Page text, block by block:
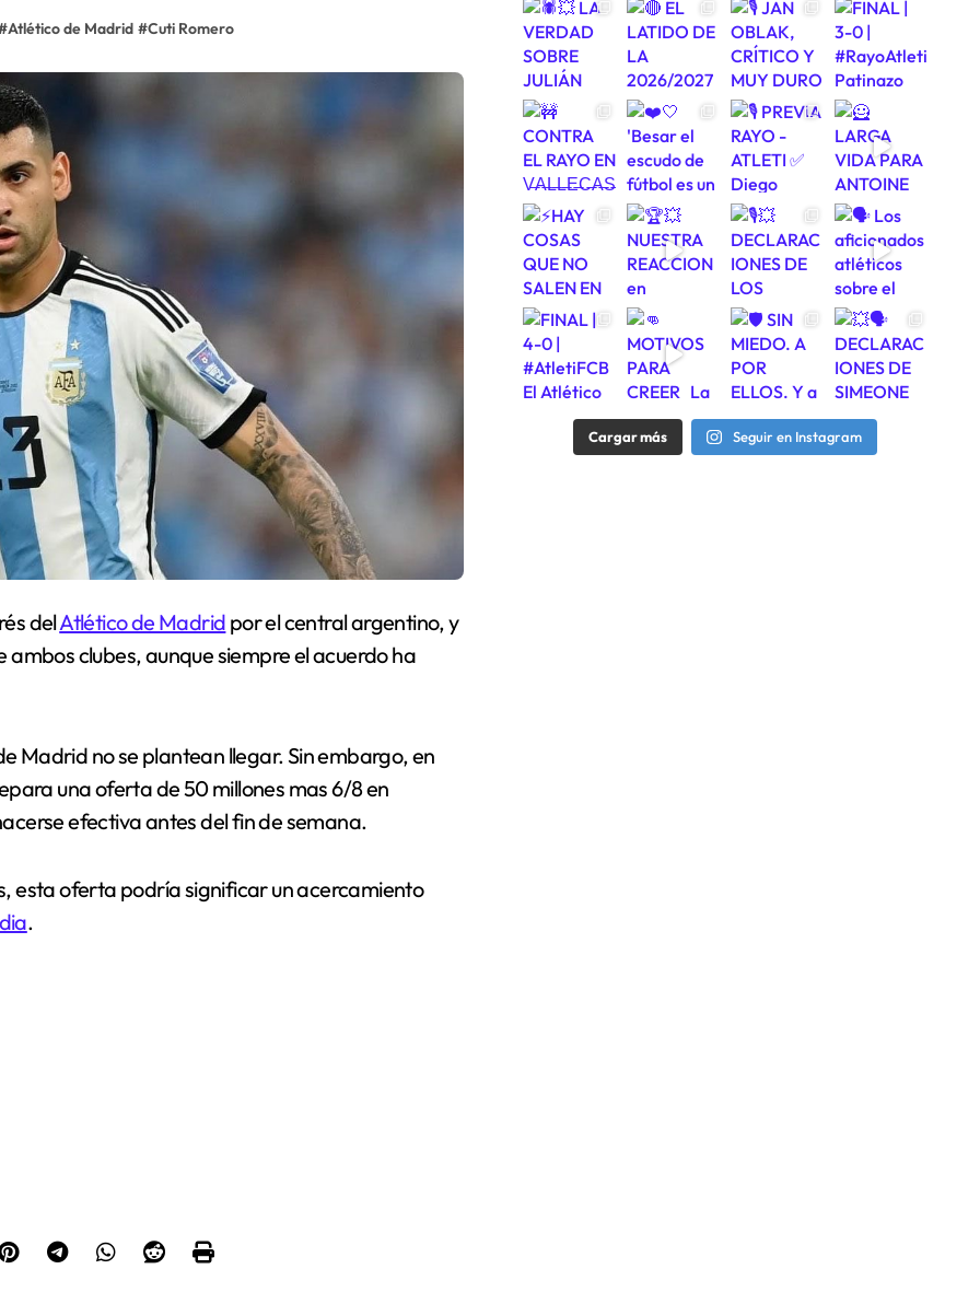
Atlético de Madrid #Cuti Romero
delAtlético de Madrid por el central argentino, y
clubes, aunque siempre el acuerdo ha
Madrid no se plantean llegar. Sin embargo, en
una oferta de 50 millones mas 6/8 en
efectiva antes del fin de semana.
esta oferta podría significar un acercamiento
.
Cargar más Seguir en Instagram